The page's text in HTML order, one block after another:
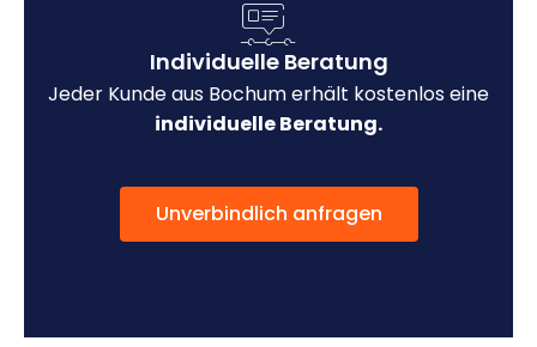
Individuelle Beratung
Jeder Kunde aus Bochum erhält kostenlos eine
individuelle Beratung.
Unverbindlich anfragen